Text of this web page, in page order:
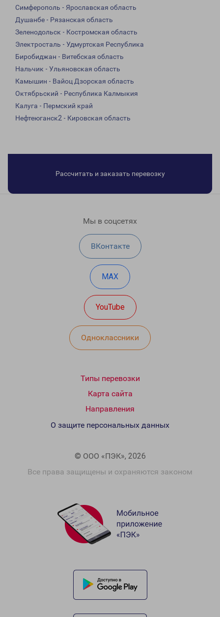
Симферополь - Ярославская область
Душанбе - Рязанская область
Зеленодольск - Костромская область
Электросталь - Удмуртская Республика
Биробиджан - Витебская область
Нальчик - Ульяновская область
Камышин - Вайоц Дзорская область
Октябрьский - Республика Калмыкия
Калуга - Пермский край
Нефтеюганск2 - Кировская область
Рассчитать и заказать перевозку
Мы в соцсетях
ВКонтакте
MAX
YouTube
Одноклассники
Типы перевозки
Карта сайта
Направления
© ООО «ПЭК», 2026
Все права защищены и охраняются законом
О защите персональных данных